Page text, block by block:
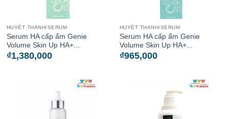
HUYẾT THANH/SERUM
Serum HA cấp ẩm Genie
Volume Skin Up HA+...
₫1,380,000
HUYẾT THANH/SERUM
Serum HA cấp ẩm Genie
Volume Skin Up HA+...
₫965,000